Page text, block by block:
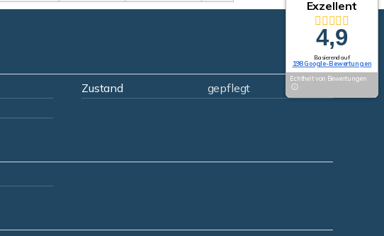
Zustand
gepflegt
Exzellent
4,9
Basierend auf
198 Google-Bewertungen
Echtheit von Bewertungen